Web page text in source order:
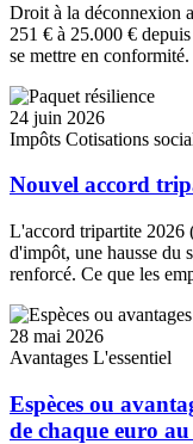
Droit à la déconnexion
251 € à 25.000 €
se mettre en conformité.
24 juin 2026
Impôts Cotisations
Nouvel accord
L'accord tripartite 2026
d'impôt, une hausse du
renforcé. Ce que les
28 mai 2026
Avantages L'essentiel
Espèces ou
de chaque euro